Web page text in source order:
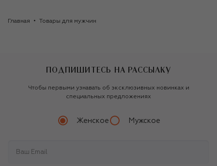
Главная Товары для мужчин
ПОДПИШИТЕСЬ НА РАССЫЛКУ
Чтобы первыми узнавать об эксклюзивных новинках и
специальных предложениях
Женское Мужское